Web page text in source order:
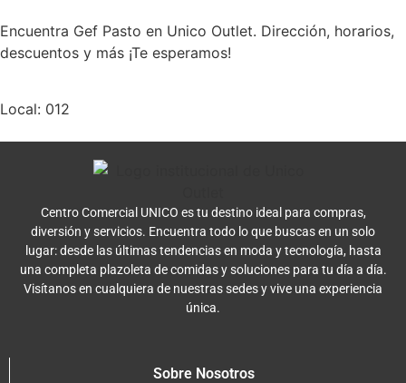
Encuentra Gef Pasto en Unico Outlet. Dirección, horarios,
descuentos y más ¡Te esperamos!
Local: 012
Centro Comercial UNICO es tu destino ideal para compras,
diversión y servicios. Encuentra todo lo que buscas en un solo
lugar: desde las últimas tendencias en moda y tecnología, hasta
una completa plazoleta de comidas y soluciones para tu día a día.
Visítanos en cualquiera de nuestras sedes y vive una experiencia
única.
Sobre Nosotros